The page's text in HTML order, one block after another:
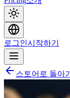
로그인시작하기
스토어로 돌아